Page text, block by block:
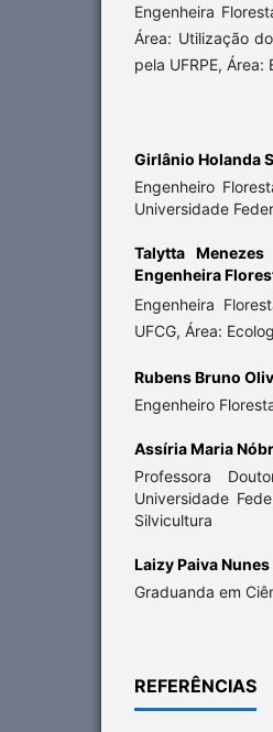
Engenheira
Área: Utilização
pela UFRPE,
Girlânio Holanda
Engenheiro
Universidade
Talytta Menezes
Engenheira
Engenheira
UFCG, Área:
Rubens Bruno
Engenheiro
Assíria Maria
Professora
Universidade
Silvicultura
Laizy Paiva
Graduanda em
REFERÊNCIAS